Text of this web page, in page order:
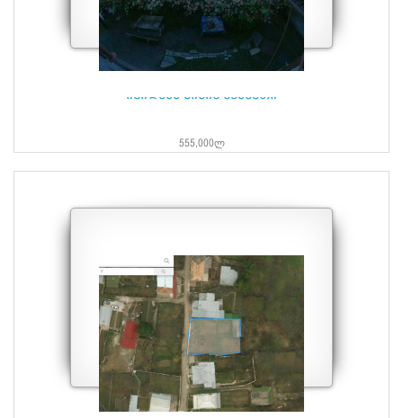
იყიდება მიწის ნაკვეთი
555,000ლ